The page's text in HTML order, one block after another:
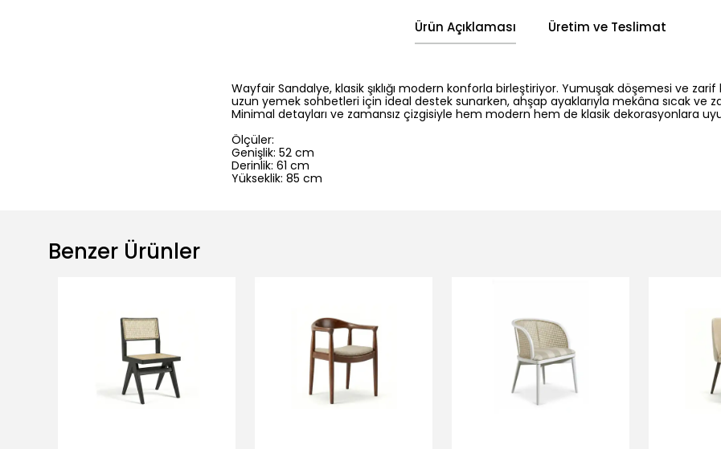
Ürün Açıklaması Üretim ve Teslimat
Wayfair Sandalye, klasik şıklığı modern konforla birleştiriyor. Yumuşak döşemesi ve zarif
uzun yemek sohbetleri için ideal destek sunarken, ahşap ayaklarıyla mekâna sıcak ve
Minimal detayları ve zamansız çizgisiyle hem modern hem de klasik dekorasyonlara
Ölçüler:
Genişlik: 52 cm
Derinlik: 61 cm
Yükseklik: 85 cm
Benzer Ürünler